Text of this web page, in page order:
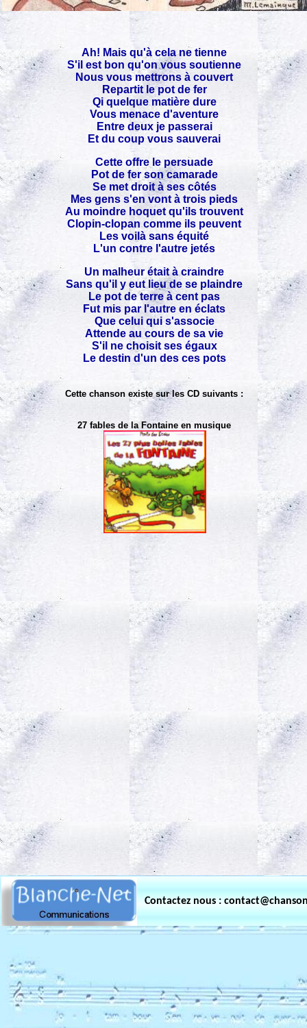
Ah! Mais qu'à cela ne tienne
S'il est bon qu'on vous soutienne
Nous vous mettrons à couvert
Repartit le pot de fer
Qi quelque matière dure
Vous menace d'aventure
Entre deux je passerai
Et du coup vous sauverai
Cette offre le persuade
Pot de fer son camarade
Se met droit à ses côtés
Mes gens s'en vont à trois pieds
Au moindre hoquet qu'ils trouvent
Clopin-clopan comme ils peuvent
Les voilà sans équité
L'un contre l'autre jetés
Un malheur était à craindre
Sans qu'il y eut lieu de se plaindre
Le pot de terre à cent pas
Fut mis par l'autre en éclats
Que celui qui s'associe
Attende au cours de sa vie
S'il ne choisit ses égaux
Le destin d'un des ces pots
Cette chanson existe sur les CD suivants :
27 fables de la Fontaine en musique
.
Contactez nous :